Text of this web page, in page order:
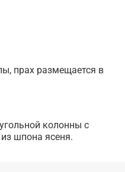
прах размещается в
колонны с
шпона ясеня.